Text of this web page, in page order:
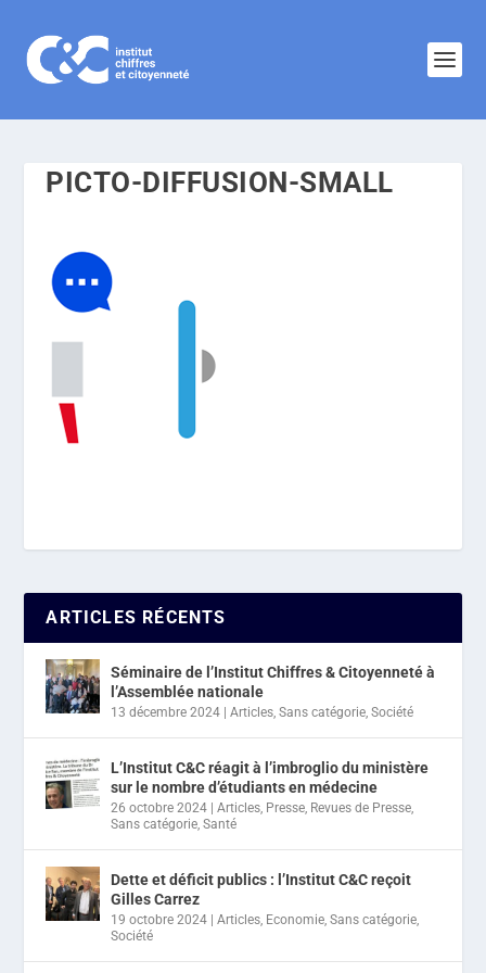
PICTO-DIFFUSION-SMALL
ARTICLES RÉCENTS
Séminaire de l’Institut Chiffres & Citoyenneté à
l’Assemblée nationale
13 décembre 2024 |Articles,Sans catégorie,Société
L’Institut C&C réagit à l’imbroglio du ministère
sur le nombre d’étudiants en médecine
26 octobre 2024 |Articles, Presse, Revues de Presse,
Sans catégorie,Santé
Dette et déficit publics : l’Institut C&C reçoit
Gilles Carrez
19 octobre 2024 |Articles, Economie,Sans catégorie,
Société